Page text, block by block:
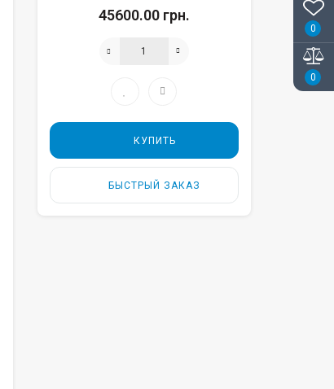
0
0
45600.00 грн.
КУПИТЬ
БЫСТРЫЙ ЗАКАЗ